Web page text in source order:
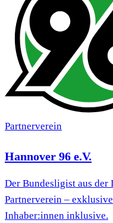
Partnerverein
Hannover 96 e.V.
Der Bundesligist aus
Partnerverein –
Inhaber:innen inklusive.